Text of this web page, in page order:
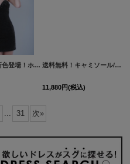
【送料無料】新色登場！ホルターネック/ビジュー/ラメ生地/ノースリーブ/谷間見せ/ストレッチ/タイト/ミニドレス/キャバドレス【XS-Mサイズ/2カラー】[OF03]【YN】dzwvCAS 送料無料！キャミソール/ビジュー/ラメ/ジップ/ストレッチ/タイト/谷間見せ/ミニドレス/キャバドレス【XS-Mサイズ/2カラー】[OF03]【YN】dzjsCAS
11,880円(税込)
... 31 次»